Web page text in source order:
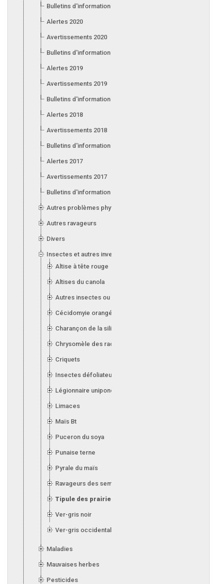
Bulletins d'information 2021
Alertes 2020
Avertissements 2020
Bulletins d'information 2020
Alertes 2019
Avertissements 2019
Bulletins d'information 2019
Alertes 2018
Avertissements 2018
Bulletins d'information 2018
Alertes 2017
Avertissements 2017
Bulletins d'information 2017
Autres problèmes phytosanitaires
Autres ravageurs
Divers
Insectes et autres invertébrés
Altise à tête rouge
Altises du canola
Autres insectes ou invertébrés
Cécidomyie orangée du blé
Charançon de la silique (canola)
Chrysomèle des racines du maïs
Criquets
Insectes défoliateurs (soya)
Légionnaire uniponctuée
Limaces
Maïs Bt
Puceron du soya
Punaise terne
Pyrale du maïs
Ravageurs des semis
Tipule des prairies
Ver-gris noir
Ver-gris occidental des haricots
Maladies
Mauvaises herbes
Pesticides